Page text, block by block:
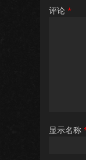
评论 *
显示名称